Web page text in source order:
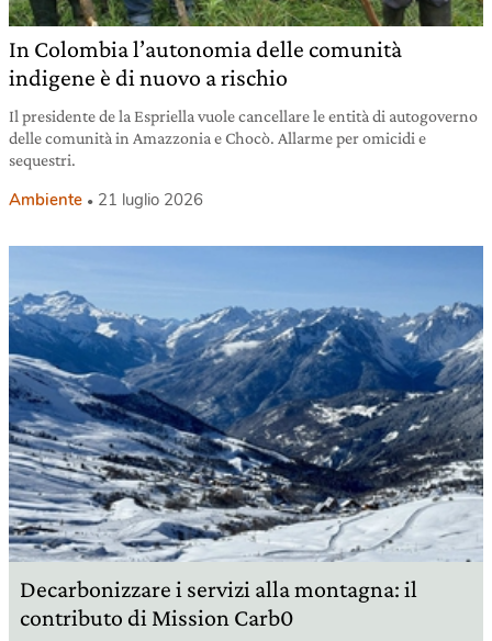
In Colombia l’autonomia delle comunità
indigene è di nuovo a rischio
Il presidente de la Espriella vuole cancellare le entità di autogoverno
delle comunità in Amazzonia e Chocò. Allarme per omicidi e
sequestri.
Ambiente 21 luglio 2026
Decarbonizzare i servizi alla montagna: il
contributo di Mission Carb0